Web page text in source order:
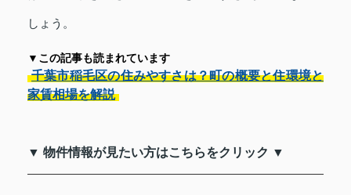
しょう。
▼この記事も読まれています
千葉市稲毛区の住みやすさは？町の概要と住環境と
家賃相場を解説
▼ 物件情報が見たい方はこちらをクリック ▼